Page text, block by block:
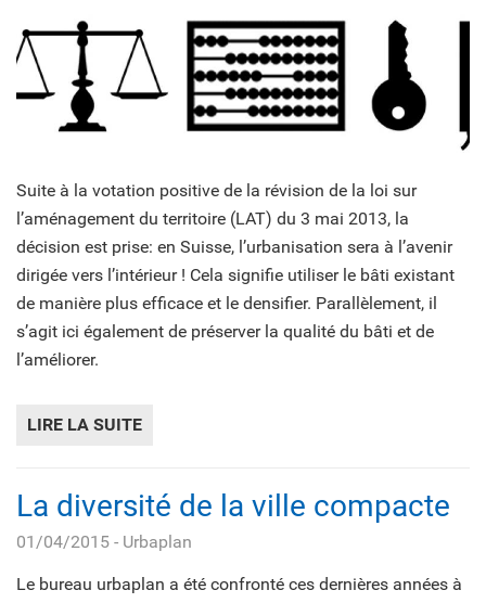
Suite à la votation positive de la révision de la loi sur
l’aménagement du territoire (LAT) du 3 mai 2013, la
décision est prise: en Suisse, l’urbanisation sera à l’avenir
dirigée vers l’intérieur ! Cela signifie utiliser le bâti existant
de manière plus efficace et le densifier. Parallèlement, il
s’agit ici également de préserver la qualité du bâti et de
l’améliorer.
LIRE LA SUITE
La diversité de la ville compacte
01/04/2015 - Urbaplan
Le bureau urbaplan a été confronté ces dernières années à